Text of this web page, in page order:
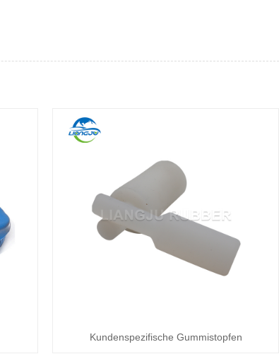
Kundenspezifische Gummistopfen